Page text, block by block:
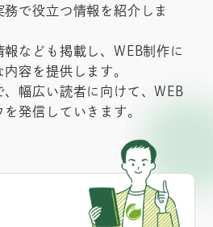
で役立つ情報を紹介しま
なども掲載し、WEB制作に
容を提供します。
幅広い読者に向けて、WEB
発信していきます。